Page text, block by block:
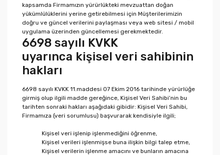
kapsamda Firmamızın yürürlükteki mevzuattan doğan
yükümlülüklerini yerine getirebilmesi için Müşterilerimizin
doğru ve güncel verilerini paylaşması veya web sitesi / mobil
uygulama üzerinden güncellemesi gerekmektedir.
6698 sayılı KVKK
uyarınca kişisel veri sahibinin
hakları
6698 sayılı KVKK 11.maddesi 07 Ekim 2016 tarihinde yürürlüğe
girmiş olup ilgili madde gereğince, Kişisel Veri Sahibi’nin bu
tarihten sonraki hakları aşağıdaki gibidir: Kişisel Veri Sahibi,
Firmamıza (veri sorumlusu) başvurarak kendisiyle ilgili;
Kişisel veri işlenip işlenmediğini öğrenme,
Kişisel verileri işlenmişse buna ilişkin bilgi talep etme,
Kişisel verilerin işlenme amacını ve bunların amacına